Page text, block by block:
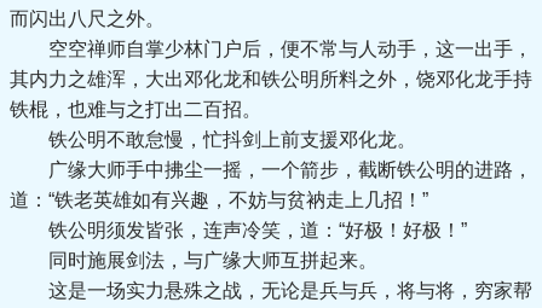
而闪出八尺之外。
空空禅师自掌少林门户后，便不常与人动手，这一出手，
其内力之雄浑，大出邓化龙和铁公明所料之外，饶邓化龙手持
铁棍，也难与之打出二百招。
铁公明不敢怠慢，忙抖剑上前支援邓化龙。
广缘大师手中拂尘一摇，一个箭步，截断铁公明的进路，
道：“铁老英雄如有兴趣，不妨与贫衲走上几招！”
铁公明须发皆张，连声冷笑，道：“好极！好极！”
同时施展剑法，与广缘大师互拼起来。
这是一场实力悬殊之战，无论是兵与兵，将与将，穷家帮